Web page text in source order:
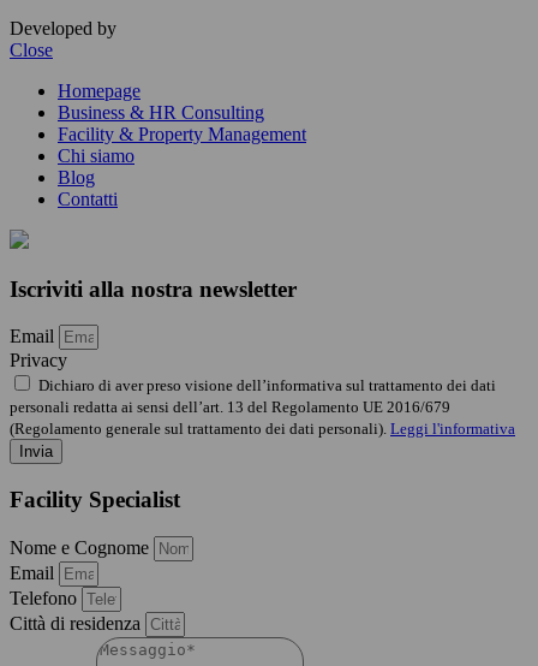
Developed by
Close
Homepage
Business & HR Consulting
Facility & Property Management
Chi siamo
Blog
Contatti
Iscriviti alla nostra newsletter
Email
Privacy
Dichiaro di aver preso visione dell’informativa sul trattamento dei dati
personali redatta ai sensi dell’art. 13 del Regolamento UE 2016/679
(Regolamento generale sul trattamento dei dati personali). Leggi l'informativa
Invia
Facility Specialist
Nome e Cognome
Email
Telefono
Città di residenza